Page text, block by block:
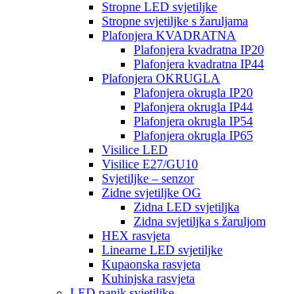
Stropne LED svjetiljke
Stropne svjetiljke s žaruljama
Plafonjera KVADRATNA
Plafonjera kvadratna IP20
Plafonjera kvadratna IP44
Plafonjera OKRUGLA
Plafonjera okrugla IP20
Plafonjera okrugla IP44
Plafonjera okrugla IP54
Plafonjera okrugla IP65
Visilice LED
Visilice E27/GU10
Svjetiljke – senzor
Zidne svjetiljke OG
Zidna LED svjetiljka
Zidna svjetiljka s žaruljom
HEX rasvjeta
Linearne LED svjetiljke
Kupaonska rasvjeta
Kuhinjska rasvjeta